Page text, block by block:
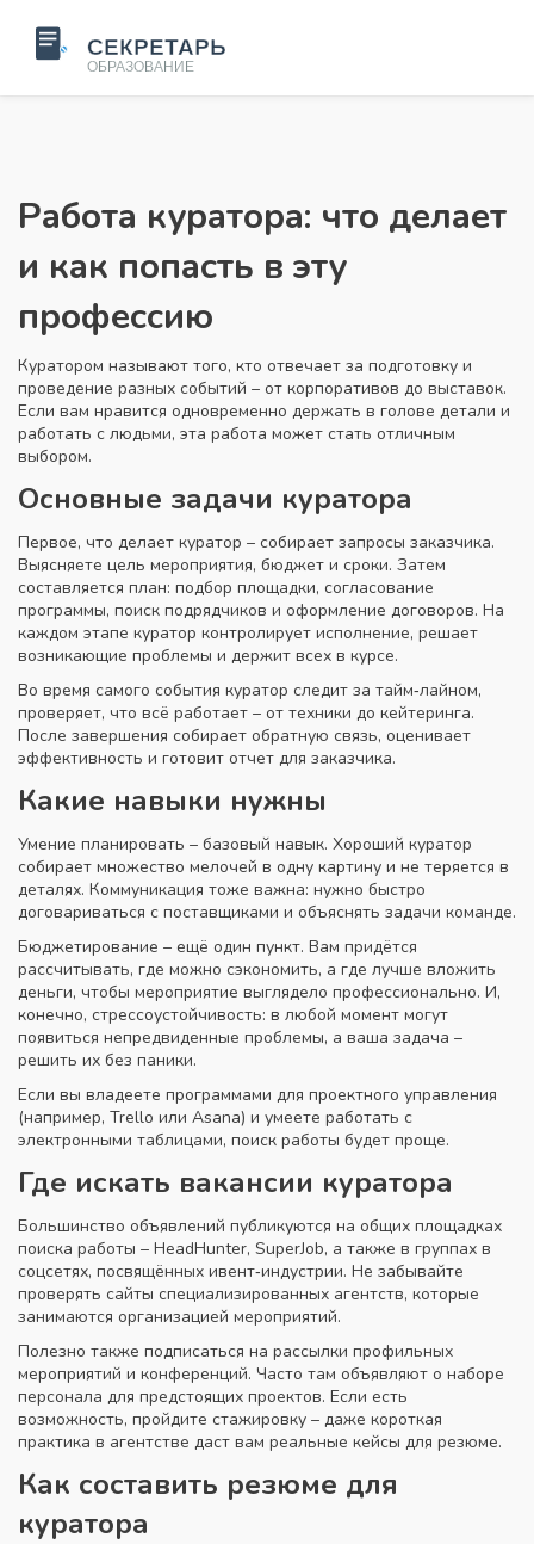
Работа куратора: что делает
и как попасть в эту
профессию
Куратором называют того, кто отвечает за подготовку и
проведение разных событий – от корпоративов до выставок.
Если вам нравится одновременно держать в голове детали и
работать с людьми, эта работа может стать отличным
выбором.
Основные задачи куратора
Первое, что делает куратор – собирает запросы заказчика.
Выясняете цель мероприятия, бюджет и сроки. Затем
составляется план: подбор площадки, согласование
программы, поиск подрядчиков и оформление договоров. На
каждом этапе куратор контролирует исполнение, решает
возникающие проблемы и держит всех в курсе.
Во время самого события куратор следит за тайм‑лайном,
проверяет, что всё работает – от техники до кейтеринга.
После завершения собирает обратную связь, оценивает
эффективность и готовит отчет для заказчика.
Какие навыки нужны
Умение планировать – базовый навык. Хороший куратор
собирает множество мелочей в одну картину и не теряется в
деталях. Коммуникация тоже важна: нужно быстро
договариваться с поставщиками и объяснять задачи команде.
Бюджетирование – ещё один пункт. Вам придётся
рассчитывать, где можно сэкономить, а где лучше вложить
деньги, чтобы мероприятие выглядело профессионально. И,
конечно, стрессоустойчивость: в любой момент могут
появиться непредвиденные проблемы, а ваша задача –
решить их без паники.
Если вы владеете программами для проектного управления
(например, Trello или Asana) и умеете работать с
электронными таблицами, поиск работы будет проще.
Где искать вакансии куратора
Большинство объявлений публикуются на общих площадках
поиска работы – HeadHunter, SuperJob, а также в группах в
соцсетях, посвящённых ивент‑индустрии. Не забывайте
проверять сайты специализированных агентств, которые
занимаются организацией мероприятий.
Полезно также подписаться на рассылки профильных
мероприятий и конференций. Часто там объявляют о наборе
персонала для предстоящих проектов. Если есть
возможность, пройдите стажировку – даже короткая
практика в агентстве даст вам реальные кейсы для резюме.
Как составить резюме для
куратора